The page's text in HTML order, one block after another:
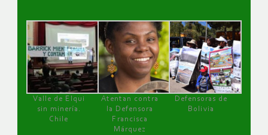
Valle de Elqui
sin minería.
Chile
Atentan contra
la Defensora
Francisca
Márquez
Defensoras de
Bolivia